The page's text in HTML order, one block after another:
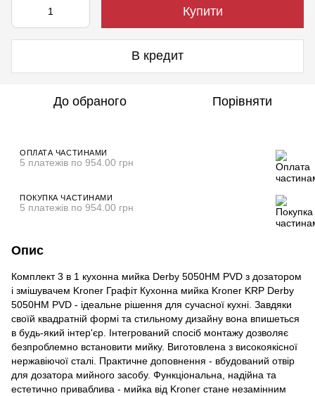
Купити
В кредит
До обраного Порівняти
ОПЛАТА ЧАСТИНАМИ
5 платежів по 954.00 грн
ПОКУПКА ЧАСТИНАМИ
5 платежів по 954.00 грн
Опис
Комплект 3 в 1 кухонна мийка Derby 5050HM PVD з дозатором
і змішувачем Kroner Графіт Кухонна мийка Kroner KRP Derby
5050HM PVD - ідеальне рішення для сучасної кухні. Завдяки
своїй квадратній формі та стильному дизайну вона впишеться
в будь-який інтер'єр. Інтегрований спосіб монтажу дозволяє
безпроблемно встановити мийку. Виготовлена з високоякісної
нержавіючої сталі. Практичне доповнення - вбудований отвір
для дозатора мийного засобу. Функціональна, надійна та
естетично приваблива - мийка від Kroner стане незамінним